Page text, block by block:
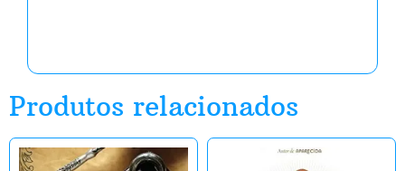
Produtos relacionados